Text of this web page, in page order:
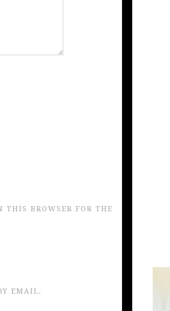
BROWSER FOR THE
EMAIL.